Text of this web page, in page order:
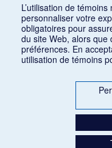
L’utilisation de
personnaliser votre
obligatoires pour
du site Web, alors que
préférences. En
utilisation de témoins